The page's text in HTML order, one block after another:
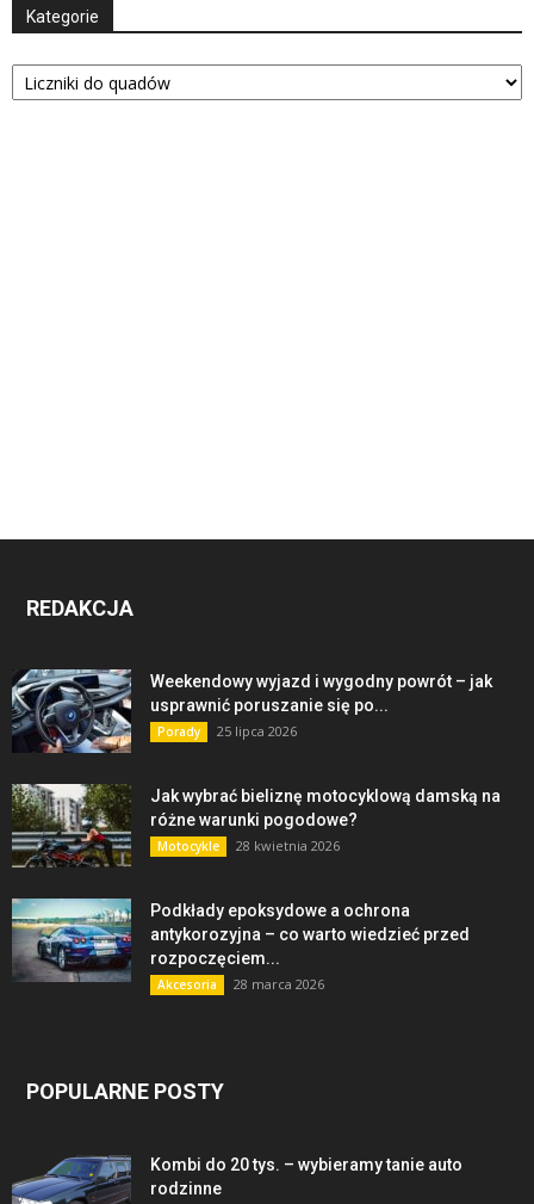
Kategorie
Kategorie
REDAKCJA
Weekendowy wyjazd i wygodny powrót – jak
usprawnić poruszanie się po...
Porady 25 lipca 2026
Jak wybrać bieliznę motocyklową damską na
różne warunki pogodowe?
Motocykle 28 kwietnia 2026
Podkłady epoksydowe a ochrona
antykorozyjna – co warto wiedzieć przed
rozpoczęciem...
Akcesoria 28 marca 2026
POPULARNE POSTY
Kombi do 20 tys. – wybieramy tanie auto
rodzinne